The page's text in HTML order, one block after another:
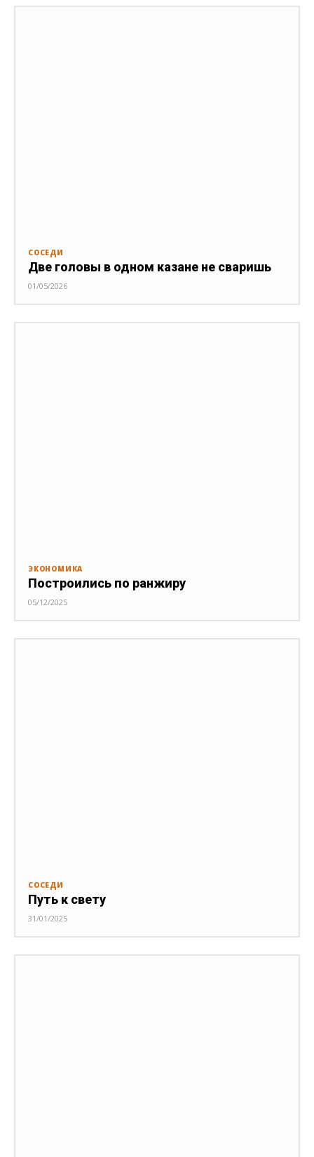
СОСЕДИ
Две головы в одном казане не сваришь
01/05/2026
ЭКОНОМИКА
Построились по ранжиру
05/12/2025
СОСЕДИ
Путь к свету
31/01/2025